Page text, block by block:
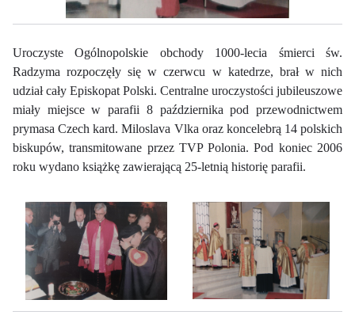
Uroczyste Ogólnopolskie obchody 1000-lecia śmierci św.
Radzyma rozpoczęły się w czerwcu w katedrze, brał w nich
udział cały Episkopat Polski. Centralne uroczystości jubileuszowe
miały miejsce w parafii 8 października pod przewodnictwem
prymasa Czech kard. Miloslava Vlka oraz koncelebrą 14 polskich
biskupów, transmitowane przez TVP Polonia. Pod koniec 2006
roku wydano książkę zawierającą 25-letnią historię parafii.